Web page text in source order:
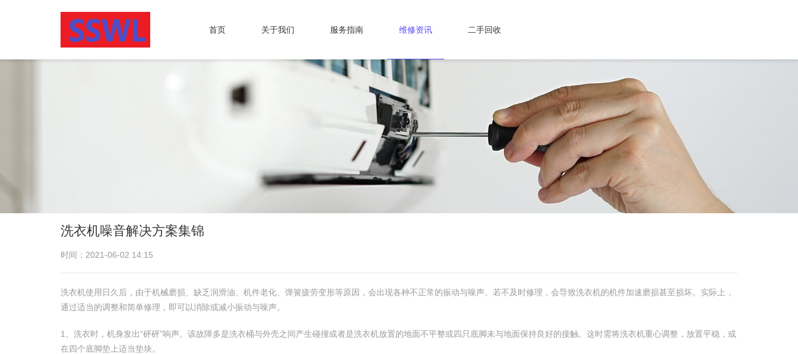
首页 关于我们 服务指南 维修资讯 二手回收
洗衣机噪音解决方案集锦
时间：2021-06-02 14:15
洗衣机使用日久后，由于机械磨损、缺乏润滑油、机件老化、弹簧疲劳变形等原因，会出现各种不正常的振动与噪声。若不及时修理，会导致洗衣机的机件加速磨损甚至损坏。实际上，
通过适当的调整和简单修理，即可以消除或减小振动与噪声。
1、洗衣时，机身发出“砰砰”响声。该故障多是洗衣桶与外壳之间产生碰撞或者是洗衣机放置的地面不平整或四只底脚未与地面保持良好的接触。这时需将洗衣机重心调整，放置平稳，或
在四个底脚垫上适当垫块。